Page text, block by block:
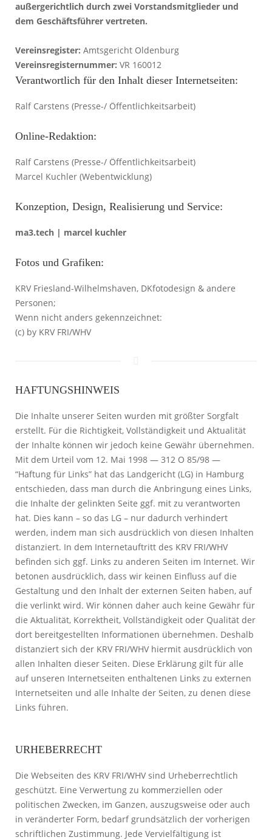
außergerichtlich durch zwei Vorstandsmitglieder und
dem Geschäftsführer vertreten.
Vereinsregister: Amtsgericht Oldenburg
Vereinsregisternummer: VR 160012
Verantwortlich für den Inhalt dieser Internetseiten:
Ralf Carstens (Presse-/ Öffentlichkeitsarbeit)
Online-Redaktion:
Ralf Carstens (Presse-/ Öffentlichkeitsarbeit)
Marcel Kuchler (Webentwicklung)
Konzeption, Design, Realisierung und Service:
ma3.tech | marcel kuchler
Fotos und Grafiken:
KRV Friesland-Wilhelmshaven, DKfotodesign & andere
Personen;
Wenn nicht anders gekennzeichnet:
(c) by KRV FRI/WHV
HAFTUNGSHINWEIS
Die Inhalte unserer Seiten wurden mit größter Sorgfalt
erstellt. Für die Richtigkeit, Vollständigkeit und Aktualität
der Inhalte können wir jedoch keine Gewähr übernehmen.
Mit dem Urteil vom 12. Mai 1998 — 312 O 85/98 —
“Haftung für Links” hat das Landgericht (LG) in Hamburg
entschieden, dass man durch die Anbringung eines Links,
die Inhalte der gelinkten Seite ggf. mit zu verantworten
hat. Dies kann – so das LG – nur dadurch verhindert
werden, indem man sich ausdrücklich von diesen Inhalten
distanziert. In dem Internetauftritt des KRV FRI/WHV
befinden sich ggf. Links zu anderen Seiten im Internet. Wir
betonen ausdrücklich, dass wir keinen Einfluss auf die
Gestaltung und den Inhalt der externen Seiten haben, auf
die verlinkt wird. Wir können daher auch keine Gewähr für
die Aktualität, Korrektheit, Vollständigkeit oder Qualität der
dort bereitgestellten Informationen übernehmen. Deshalb
distanziert sich der KRV FRI/WHV hiermit ausdrücklich von
allen Inhalten dieser Seiten. Diese Erklärung gilt für alle
auf unseren Internetseiten enthaltenen Links zu externen
Internetseiten und alle Inhalte der Seiten, zu denen diese
Links führen.
URHEBERRECHT
Die Webseiten des KRV FRI/WHV sind Urheberrechtlich
geschützt. Eine Verwertung zu kommerziellen oder
politischen Zwecken, im Ganzen, auszugsweise oder auch
in veränderter Form, bedarf grundsätzlich der vorherigen
schriftlichen Zustimmung. Jede Vervielfältigung ist